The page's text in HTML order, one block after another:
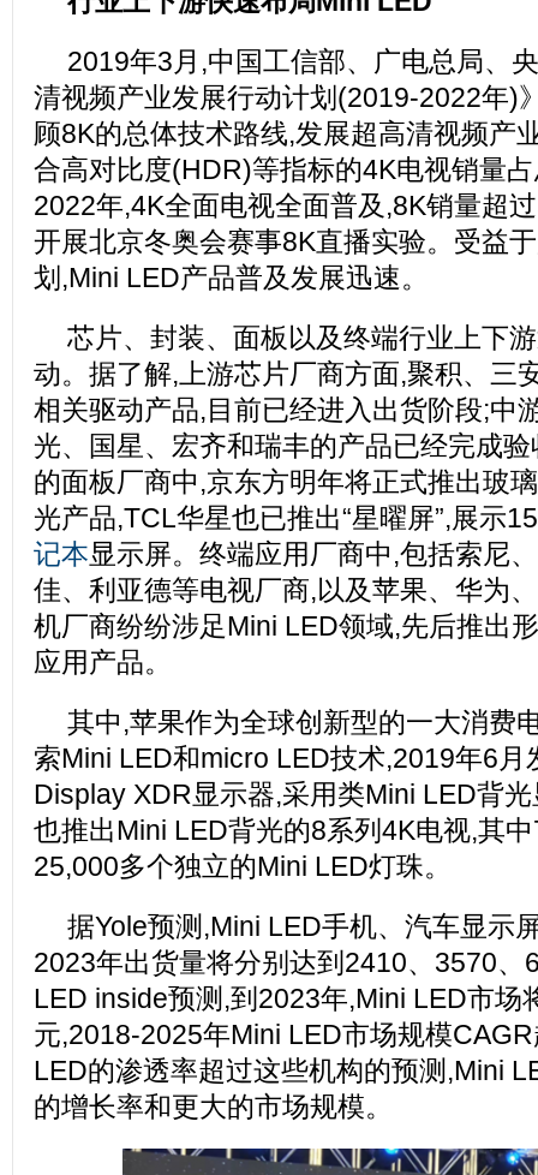
2019年3月,中国工信部、广电总局、
清视频产业发展行动计划(2019-2022年)
顾8K的总体技术路线,发展超高清视频产
合高对比度(HDR)等指标的4K电视销量
2022年,4K全面电视全面普及,8K销量超
开展北京冬奥会赛事8K直播实验。受益
划,Mini LED产品普及发展迅速。
芯片、封装、面板以及终端行业上下
动。据了解,上游芯片厂商方面,聚积、三
相关驱动产品,目前已经进入出货阶段;中
光、国星、宏齐和瑞丰的产品已经完成
的面板厂商中,京东方明年将正式推出玻
光产品,TCL华星也已推出“星曜屏”,展示
记本显示屏。终端应用厂商中,包括索尼
佳、利亚德等电视厂商,以及苹果、华为
机厂商纷纷涉足Mini LED领域,先后推出
应用产品。
其中,苹果作为全球创新型的一大消费
索Mini LED和micro LED技术,2019年6月
Display XDR显示器,采用类Mini LED背
也推出Mini LED背光的8系列4K电视,其
25,000多个独立的Mini LED灯珠。
据Yole预测,Mini LED手机、汽车显示
2023年出货量将分别达到2410、3570、
LED inside预测,到2023年,Mini LED市场
元,2018-2025年Mini LED市场规模
LED的渗透率超过这些机构的预测,Mini
的增长率和更大的市场规模。